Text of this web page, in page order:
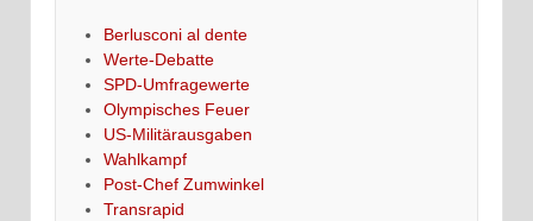
Berlusconi al dente
Werte-Debatte
SPD-Umfragewerte
Olympisches Feuer
US-Militärausgaben
Wahlkampf
Post-Chef Zumwinkel
Transrapid